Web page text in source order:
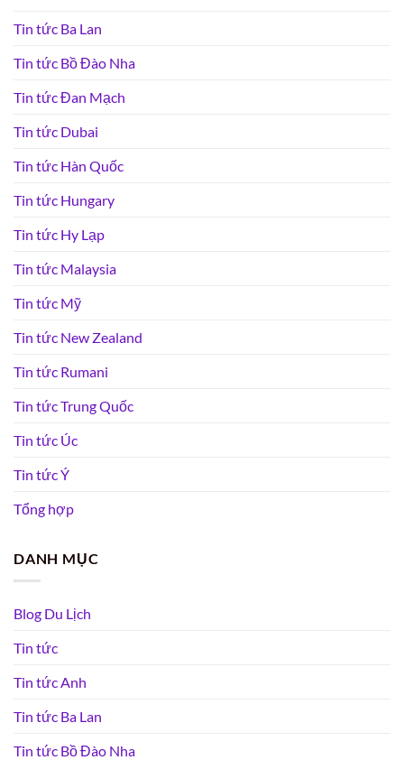
Tin tức Ba Lan
Tin tức Bồ Đào Nha
Tin tức Đan Mạch
Tin tức Dubai
Tin tức Hàn Quốc
Tin tức Hungary
Tin tức Hy Lạp
Tin tức Malaysia
Tin tức Mỹ
Tin tức New Zealand
Tin tức Rumani
Tin tức Trung Quốc
Tin tức Úc
Tin tức Ý
Tổng hợp
DANH MỤC
Blog Du Lịch
Tin tức
Tin tức Anh
Tin tức Ba Lan
Tin tức Bồ Đào Nha